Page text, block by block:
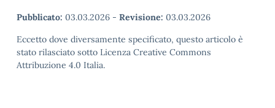
Pubblicato: 03.03.2026 - Revisione: 03.03.2026
Eccetto dove diversamente specificato, questo articolo è
stato rilasciato sotto Licenza Creative Commons
Attribuzione 4.0 Italia.